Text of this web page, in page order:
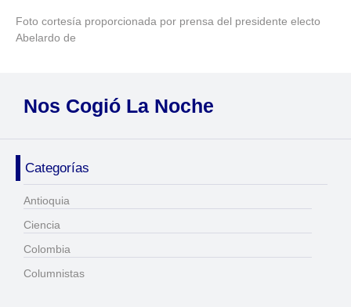
Foto cortesía proporcionada por prensa del presidente electo
Abelardo de
Nos Cogió La Noche
Categorías
Antioquia
Ciencia
Colombia
Columnistas